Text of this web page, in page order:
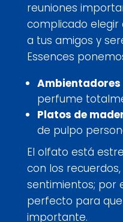
reuniones
complicado elegir
a tus amigos y
Essences
Ambientadores
perfume
Platos de
de pulpo
El olfato está
con los
sentimientos; por
perfecto para
importante.